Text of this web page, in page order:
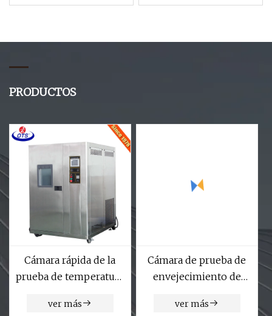
temperatura de alta
prueba de temperatura
PRODUCTOS
Cámara rápida de la
prueba de temperatura
la prueba ambiental de
ver más
Cámara de prueba de
envejecimiento de
ver más